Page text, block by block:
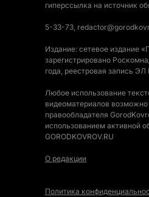
гиперссылка на источник
5-33-73,
Издание: сетевое издание
зарегистрировано
года, реестровая запись
Любое использование
видеоматериалов возможно
правообладателя
использованием активной
GORODKOVROV.RU
О редакции
Политика